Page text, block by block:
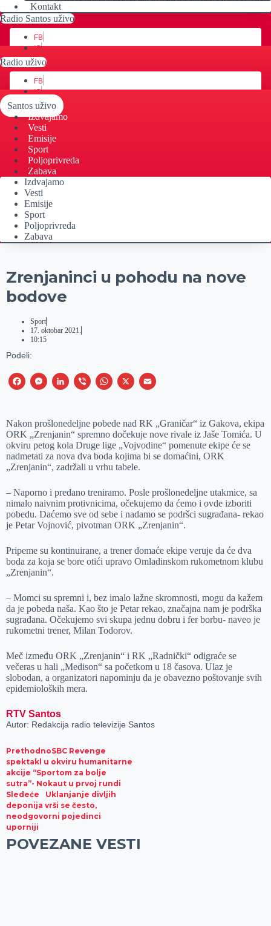
Kontakt
Radio Santos uživo
FB
IG
YT
Radio uživo
FB
IG
YT
Santos uživo
Izdvajamo
Vesti
Emisije
Sport
Poljoprivreda
Zabava
Izdvajamo
Vesti
Emisije
Sport
Poljoprivreda
Zabava
Zrenjaninci u pohodu na nove
bodove
Sport
17. oktobar 2021.
10:15
Podeli:
F
e
b
o
k
M
s
e
n
e
r
L
k
e
d
n
V
e
r
W
t
s
A
p
X
i
l
Nakon prošlonedeljne pobede nad RK „Graničar“ iz Gakova, ekipa
ORK „Zrenjanin“ spremno dočekuje nove rivale iz Jaše Tomića. U
okviru petog kola Druge lige „Vojvodine“ pomenute ekipe će se
nadmetati za nova dva boda kojima bi se domaćini, ORK
„Zrenjanin“, zadržali u vrhu tabele.
– Naporno i predano treniramo. Posle prošlonedeljne utakmice, sa
nimalo naivnim protivnicima, očekujemo da ćemo i ovde izboriti
pobedu. Daćemo sve od sebe i nadamo se podršci sugrađana- rekao
je Petar Vojnović, pivotman ORK „Zrenjanin“.
Pripeme su kontinuirane, a trener domaće ekipe veruje da će dva
boda za koja se bore otići upravo Omladinskom rukometnom klubu
„Zrenjanin“.
– Momci su spremni i, bez imalo lažne skromnosti, mogu da kažem
da je pobeda naša. Kao što je Petar rekao, značajna nam je podrška
sugrađana. Očekujemo svi skupa jednu dobru i fer borbu- naveo je
rukometni trener, Milan Todorov.
Meč između ORK „Zrenjanin“ i RK „Radnički“ odigraće se
večeras u hali „Medison“ sa početkom u 18 časova. Ulaz je
slobodan, a organizatori napominju da je obavezno poštovanje svih
epidemioloških mera.
RTV Santos
Autor: Redakcija radio televizije Santos
PrethodnoSBC Revenge
spektakl u okviru humanitarne
akcije “Sportom za bolje
sutra”- Nokaut u prvoj rundi
Sledeće
Uklanjanje divljih
deponija vrši se često,
neodgovorni pojedinci
uporniji
POVEZANE VESTI